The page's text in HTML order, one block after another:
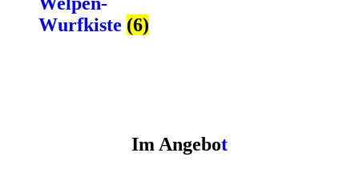
Wurfkiste (6)
Im Angebot